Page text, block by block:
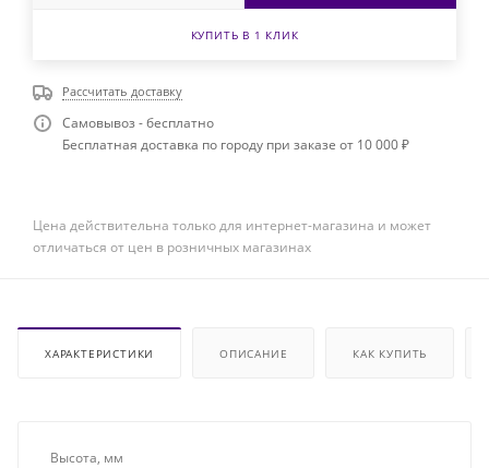
КУПИТЬ В 1 КЛИК
Рассчитать доставку
Самовывоз - бесплатно
Бесплатная доставка по городу при заказе от 10 000 ₽
Цена действительна только для интернет-магазина и может
отличаться от цен в розничных магазинах
ХАРАКТЕРИСТИКИ ОПИСАНИЕ КАК КУПИТЬ
Высота, мм